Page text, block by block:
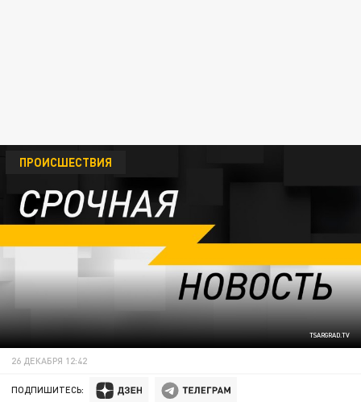
TSARGRAD.TV
ПРОИСШЕСТВИЯ
26 ДЕКАБРЯ 12:42
ПОДПИШИТЕСЬ: